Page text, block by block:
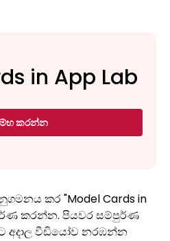
in App Lab
කරන්න
කර "Model Cards in
කරන්න. පියවර සම්පුර්ණ
අදාල වීඩියෝව නරඹන්න